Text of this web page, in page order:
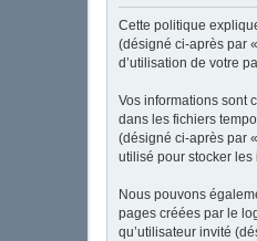
Cette politique
(désigné ci-après par
d’utilisation de votre
Vos informations sont
dans les fichiers
(désigné ci-après par
utilisé pour stocker
Nous pouvons
pages créées par le
qu’utilisateur invité